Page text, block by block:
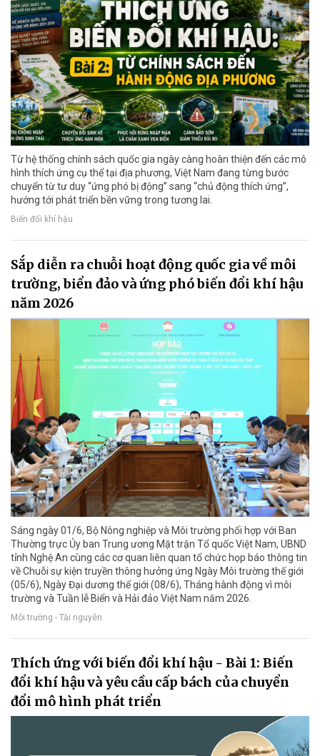
Từ hệ thống chính sách quốc gia ngày càng hoàn thiện đến các mô
hình thích ứng cụ thể tại địa phương, Việt Nam đang từng bước
chuyển từ tư duy “ứng phó bị động” sang “chủ động thích ứng”,
hướng tới phát triển bền vững trong tương lai.
Biến đổi khí hậu
Sắp diễn ra chuỗi hoạt động quốc gia về môi
trường, biển đảo và ứng phó biến đổi khí hậu
năm 2026
Sáng ngày 01/6, Bộ Nông nghiệp và Môi trường phối hợp với Ban
Thường trực Ủy ban Trung ương Mặt trận Tổ quốc Việt Nam, UBND
tỉnh Nghệ An cùng các cơ quan liên quan tổ chức họp báo thông tin
về Chuỗi sự kiện truyền thông hưởng ứng Ngày Môi trường thế giới
(05/6), Ngày Đại dương thế giới (08/6), Tháng hành động vì môi
trường và Tuần lễ Biển và Hải đảo Việt Nam năm 2026.
Môi trường - Tài nguyên
Thích ứng với biến đổi khí hậu - Bài 1: Biến
đổi khí hậu và yêu cầu cấp bách của chuyển
đổi mô hình phát triển